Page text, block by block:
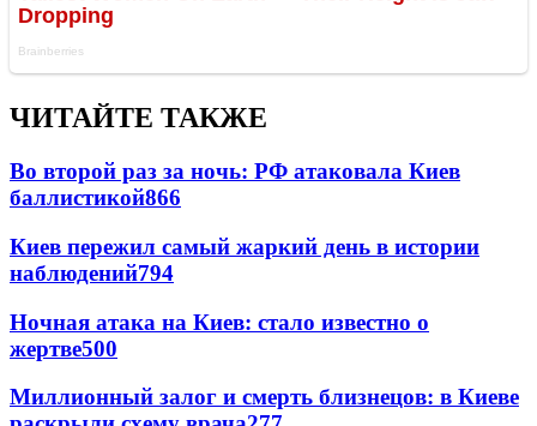
ЧИТАЙТЕ ТАКЖЕ
Во второй раз за ночь: РФ атаковала Киев
баллистикой866
Киев пережил самый жаркий день в истории
наблюдений794
Ночная атака на Киев: стало известно о
жертве500
Миллионный залог и смерть близнецов: в Киеве